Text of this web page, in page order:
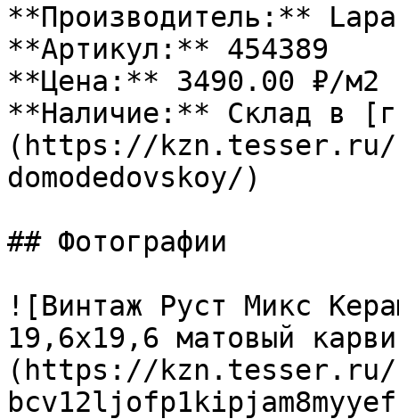
**Производитель:**
**Артикул:** 454389
**Цена:** 3490.00 ₽/м2
**Наличие:** Склад в
(https://kzn.tesser.ru/
domodedovskoy/)
## Фотографии
![Винтаж Руст Микс
19,6х19,6 матовый
(https://kzn.tesser.ru/